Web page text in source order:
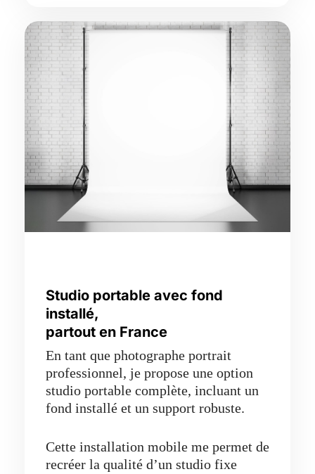
Studio portable avec fond
installé,
partout en France
En tant que photographe portrait
professionnel, je propose une option
studio portable complète, incluant un
fond installé et un support robuste.
Cette installation mobile me permet de
recréer la qualité d’un studio fixe